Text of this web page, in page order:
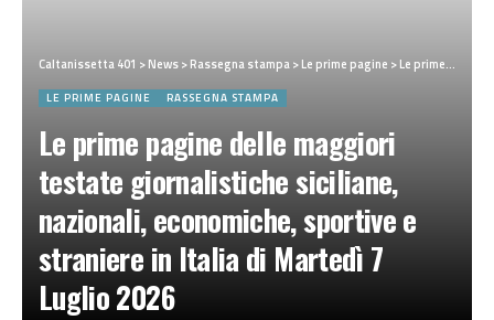
Caltanissetta 401 >News>Rassegna stampa>Le prime pagine >Le prime pagine delle maggiori testate giornalistiche siciliane, nazionali, economiche, sportive e straniere in Italia di Martedì 7 Luglio 2026
LE PRIME PAGINE RASSEGNA STAMPA
Le prime pagine delle maggiori
testate giornalistiche siciliane,
nazionali, economiche, sportive e
straniere in Italia di Martedì 7
Luglio 2026